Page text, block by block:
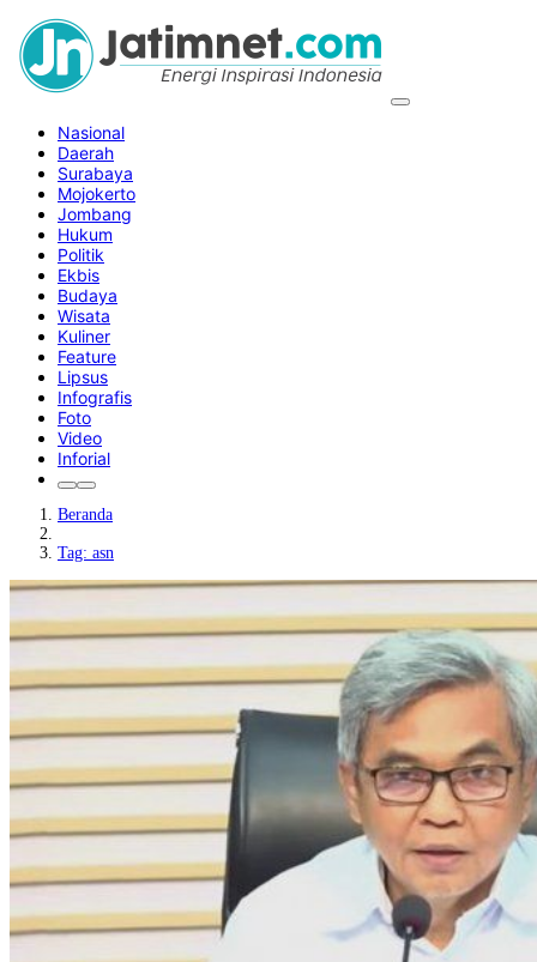
Nasional
Daerah
Surabaya
Mojokerto
Jombang
Hukum
Politik
Ekbis
Budaya
Wisata
Kuliner
Feature
Lipsus
Infografis
Foto
Video
Inforial
Beranda
Tag: asn